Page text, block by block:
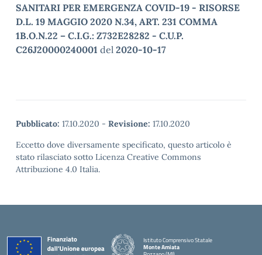
SANITARI PER EMERGENZA COVID-19 - RISORSE
D.L. 19 MAGGIO 2020 N.34, ART. 231 COMMA
1B.O.N.22 – C.I.G.: Z732E28282 - C.U.P.
C26J20000240001 del 2020-10-17
Pubblicato: 17.10.2020 - Revisione: 17.10.2020
Eccetto dove diversamente specificato, questo articolo è
stato rilasciato sotto Licenza Creative Commons
Attribuzione 4.0 Italia.
Istituto Comprensivo Statale
Monte Amiata